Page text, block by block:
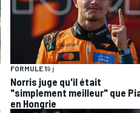
FORMULE 19 j
Norris juge qu'il était
"simplement meilleur" que
en Hongrie